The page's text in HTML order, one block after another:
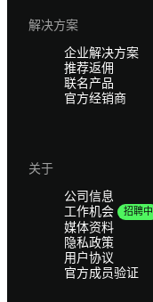
解决方案
企业解决方案
推荐返佣
联名产品
官方经销商
关于
公司信息
工作机会
招聘中
媒体资料
隐私政策
用户协议
官方成员验证